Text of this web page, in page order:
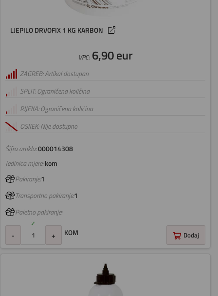
LJEPILO DRVOFIX 1 KG KARBON
Šifra artikla:000014308
VPC:6,90 eur
ZAGREB: Artikal dostupan
SPLIT: Ograničena količina
RIJEKA: Ograničena količina
OSIJEK: Nije dostupno
Jedinica mjere:kom
Pakiranje:1
Transportno pakiranje:1
Paletno pakiranje:
- + KOM Dodaj